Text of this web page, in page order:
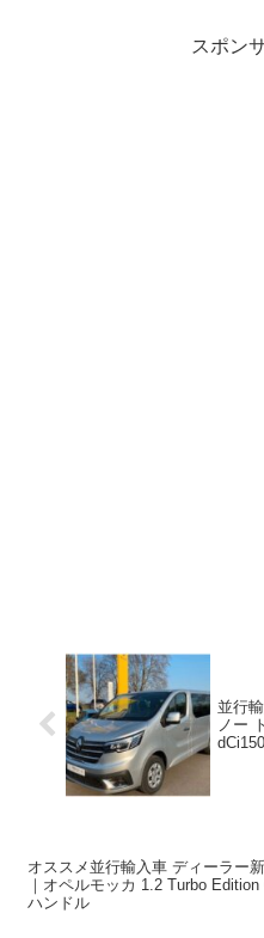
スポン
並行
ノー
オススメ並行輸入車 ディーラー
｜オペルモッカ 1.2 Turbo
ハンドル